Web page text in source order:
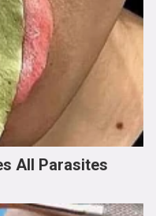
All Parasites